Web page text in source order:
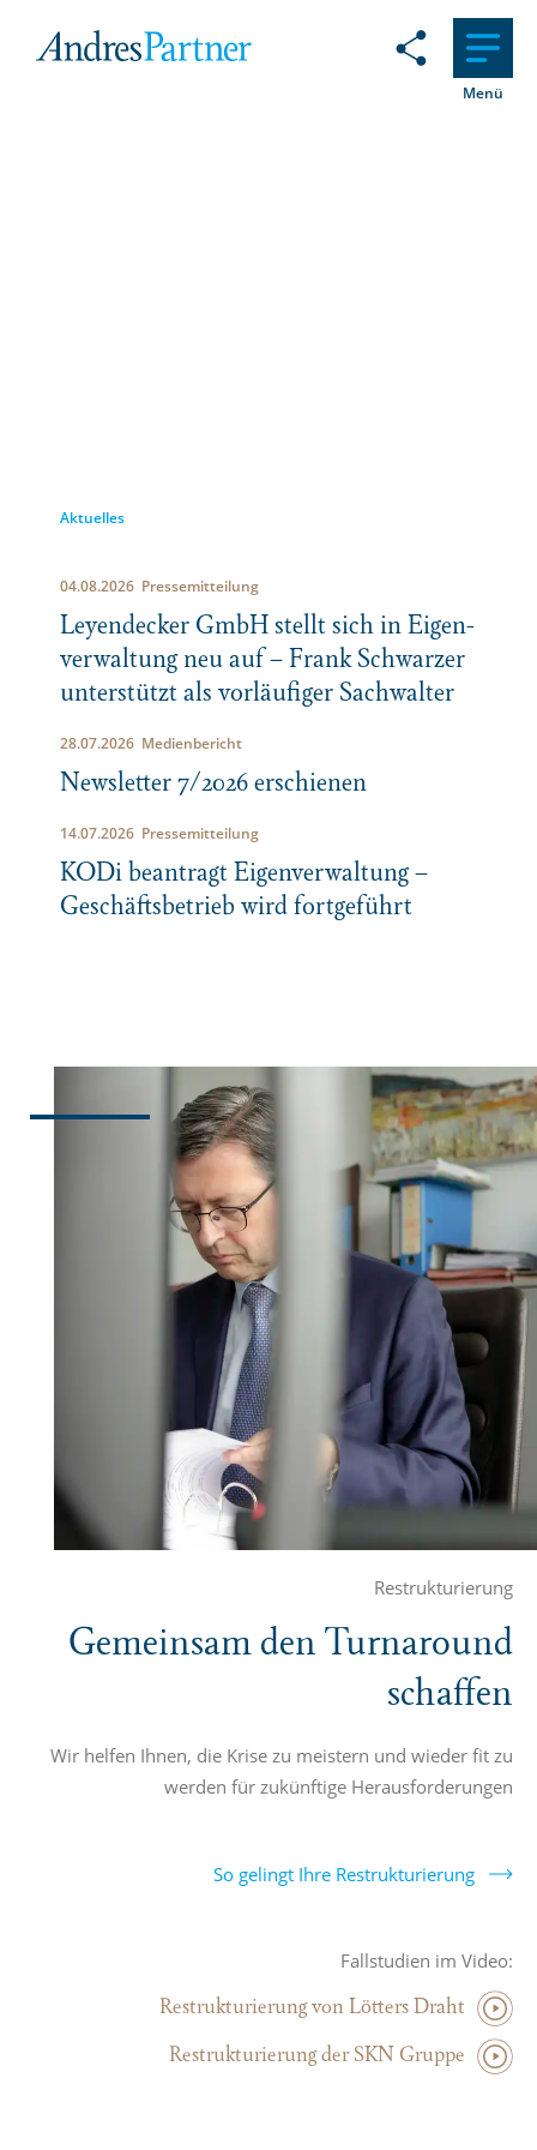
Menü
Restrukturierung
Insolvenzverwaltungoder
Rechtsberatung
Aktuelles
04.08.2026 Pressemitteilung
Leyen­decker GmbH stellt sich in Eigen­
ver­waltung neu auf – Frank Schwarzer
unter­stützt als vorläu­figer Sachwalter
28.07.2026 Medienbericht
Newsletter 7/2026 erschienen
14.07.2026 Pressemitteilung
KODi beantragt Eigen­ver­waltung –
Geschäfts­be­trieb wird fortge­führt
Restrukturierung
Gemeinsam den Turnaround
schaffen
Wir helfen Ihnen, die Krise zu meistern und wieder fit zu
werden für zukünftige Herausforderungen
So gelingt Ihre Restrukturierung
Fallstudien im Video:
Restrukturierung von Lötters Draht
Restrukturierung der SKN Gruppe